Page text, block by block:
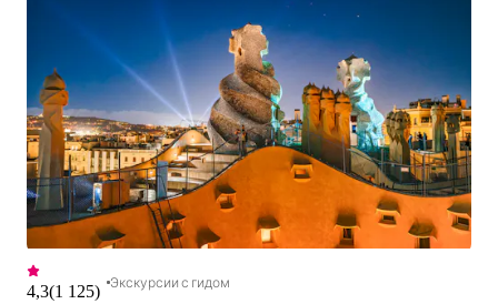
4,3(1 125) Экскурсии с гидом